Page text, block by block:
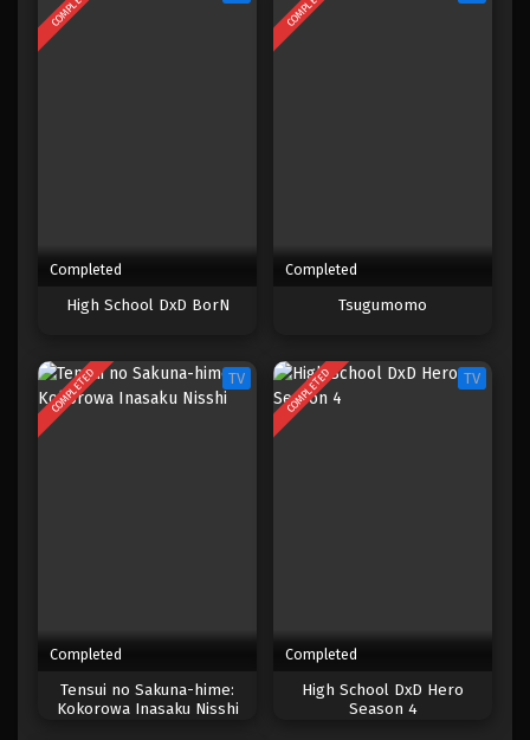
4
Ao no Exorcist Season 3: Shimane
1
Ao no Exorcist Season 3: Shimane
Completed
High School DxD BorN
Completed
Tsugumomo
COMPLETED TV
Completed
Tensui no Sakuna-hime:
Kokorowa Inasaku Nisshi
COMPLETED TV
Completed
High School DxD Hero
Season 4